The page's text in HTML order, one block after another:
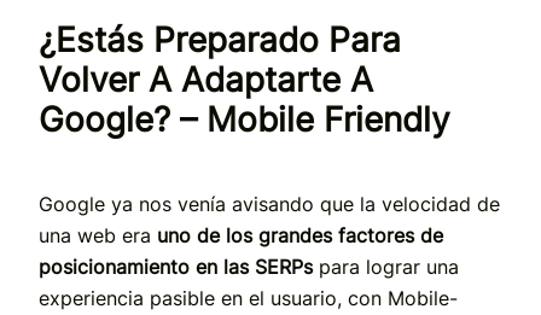
¿Estás Preparado Para
Volver A Adaptarte A
Google? – Mobile Friendly
Google ya nos venía avisando que la velocidad de
una web era uno de los grandes factores de
posicionamiento en las SERPspara lograr una
experiencia pasible en el usuario, con Mobile-